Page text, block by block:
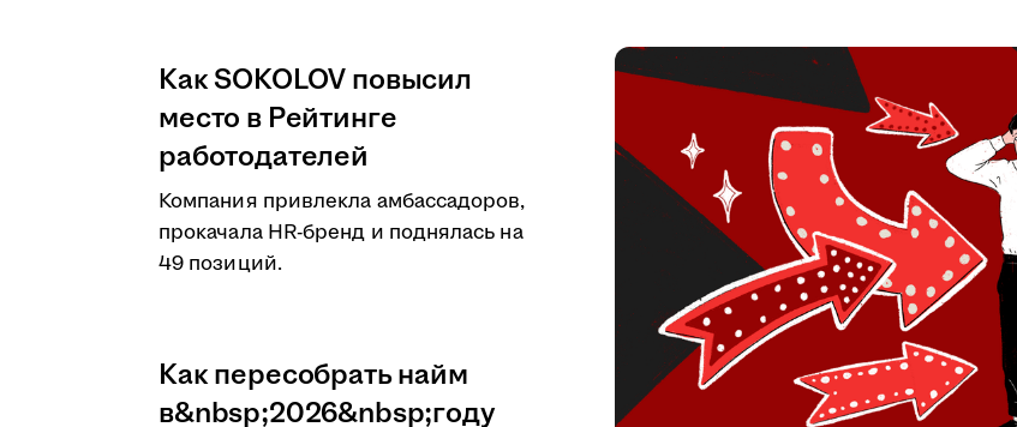
Как SOKOLOV повысил
место в Рейтинге
работодателей
Компания привлекла амбассадоров,
прокачала HR-бренд и поднялась на
49 позиций.
Как пересобрать найм
в&nbsp;2026&nbsp;году